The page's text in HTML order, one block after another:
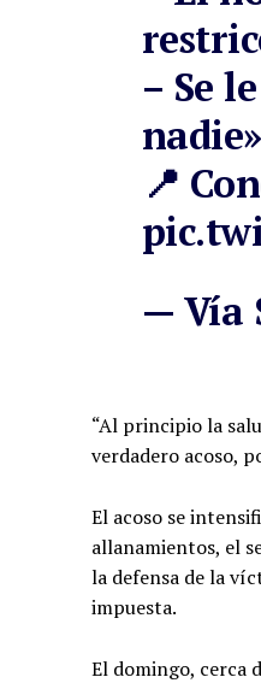
– Se
nadie»
📍
— Vía
“Al principio la
verdadero acoso,
El acoso se
allanamientos, el
la defensa de la
impuesta.
El domingo, cerca